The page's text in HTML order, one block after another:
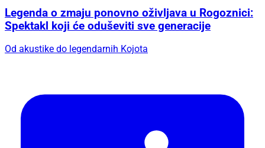
Legenda o zmaju ponovno oživljava u Rogoznici:
Spektakl koji će oduševiti sve generacije
Od akustike do legendarnih Kojota